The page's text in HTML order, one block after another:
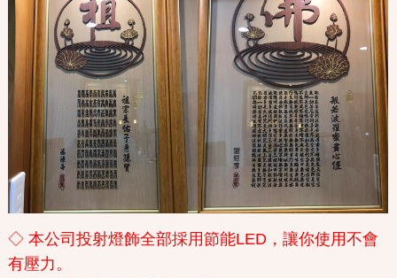
◇ 本公司投射燈飾全部採用節能LED，讓你使用不會
有壓力。